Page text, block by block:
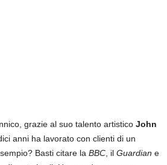
grazie al suo talento artistico John
anni ha lavorato con clienti di un
Basti citare la BBC , il Guardian e